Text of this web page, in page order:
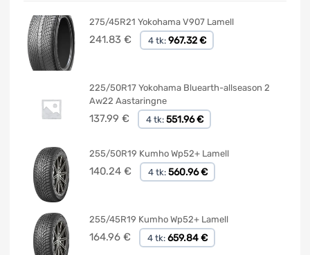
275/45R21 Yokohama V907 Lamell
241.83 € 4 tk: 967.32 €
225/50R17 Yokohama Bluearth-allseason 2
Aw22 Aastaringne
137.99 € 4 tk: 551.96 €
255/50R19 Kumho Wp52+ Lamell
140.24 € 4 tk: 560.96 €
255/45R19 Kumho Wp52+ Lamell
164.96 € 4 tk: 659.84 €